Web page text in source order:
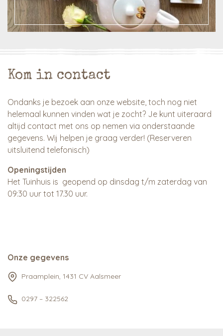
Kom in contact
Ondanks je bezoek aan onze website, toch nog niet
helemaal kunnen vinden wat je zocht? Je kunt uiteraard
altijd contact met ons op nemen via onderstaande
gegevens. Wij helpen je graag verder! (Reserveren
uitsluitend telefonisch)
Openingstijden
Het Tuinhuis is geopend op dinsdag t/m zaterdag van
09:30 uur tot 17.30 uur.
Onze gegevens
Praamplein, 1431 CV Aalsmeer
0297 – 322562